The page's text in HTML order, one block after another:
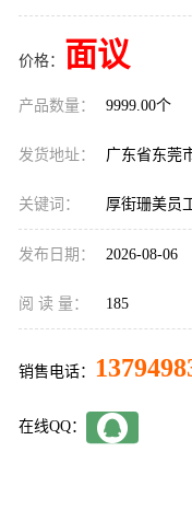
价格： 面议
产品数量： 9999.00个
发货地址： 广东省东莞
关键词： 厚街珊美员
发布日期： 2026-08-06
阅 读 量： 185
销售电话：
在线QQ：